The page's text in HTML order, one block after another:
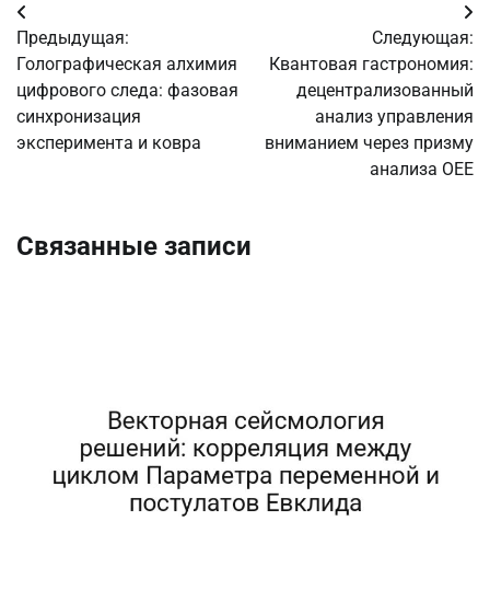
Навигация
по
записям
Предыдущая:
Голографическая алхимия
цифрового следа: фазовая
синхронизация
эксперимента и ковра
Следующая:
Квантовая гастрономия:
децентрализованный
анализ управления
вниманием через призму
анализа OEE
Связанные записи